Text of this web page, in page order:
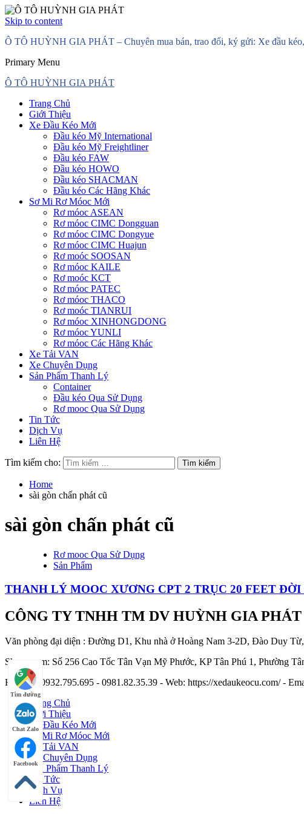
Skip to content
Ô TÔ HUỲNH GIA PHÁT – Chuyên mua bán, trao đổi, ký gửi: Xe đầu
Primary Menu
Ô TÔ HUỲNH GIA PHÁT
Trang Chủ
Giới Thiệu
Xe Đầu Kéo Mới
Đầu kéo Mỹ International
Đầu kéo Mỹ Freightliner
Đầu kéo FAW
Đầu kéo HOWO
Đầu kéo SHACMAN
Đầu kéo Các Hãng Khác
Sơ Mi Rơ Móoc Mới
Rơ móoc ASEAN
Rơ móoc CIMC Dongguan
Rơ móoc CIMC Dongyue
Rơ móoc CIMC Huajun
Rơ moóc SOOSAN
Rơ móoc KAILE
Rơ moóc KCT
Rơ móoc PATEC
Rơ móoc THACO
Rơ moóc TIANRUI
Rơ móoc XINHONGDONG
Rơ móoc YUNLI
Rơ móoc Các Hãng Khác
Xe Tải VAN
Xe Chuyên Dụng
Sản Phẩm Thanh Lý
Container
Đầu kéo Qua Sử Dụng
Rơ mooc Qua Sử Dụng
Tin Tức
Dịch Vụ
Liên Hệ
Tìm kiếm cho:
Home
sài gòn chấn phát cũ
sài gòn chấn phát cũ
Rơ mooc Qua Sử Dụng
Sản Phẩm
THANH LÝ MOOC XƯƠNG CPT 2 TRỤC 20 FEET ĐỜI
CÔNG TY TNHH TM DV HUỲNH GIA PHÁT
Văn phòng đại diện : Đường D1, Khu nhà ở Hoàng Nam 3-2D, Đào Duy
Showroom: Số 256 Cao Tốc Tân Vạn Mỹ Phước, KP Tân Phú 1, Phường
Hotline : 0932.795.695 - 0981.82.35.39 - Web: https://xedaukeocu.com/ -
Tìm đường
Chat Zalo
Facebook
Trang Chủ
Giới Thiệu
Xe Đầu Kéo Mới
Sơ Mi Rơ Móoc Mới
Xe Tải VAN
Xe Chuyên Dụng
Sản Phẩm Thanh Lý
Tin Tức
Dịch Vụ
Liên Hệ